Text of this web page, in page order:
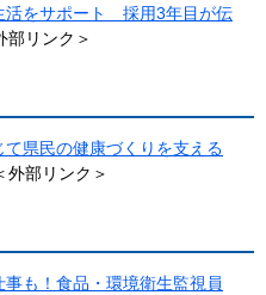
活をサポート 採用3年目が伝
部リンク＞
県民の健康づくりを支える
外部リンク＞
も！食品・環境衛生監視員